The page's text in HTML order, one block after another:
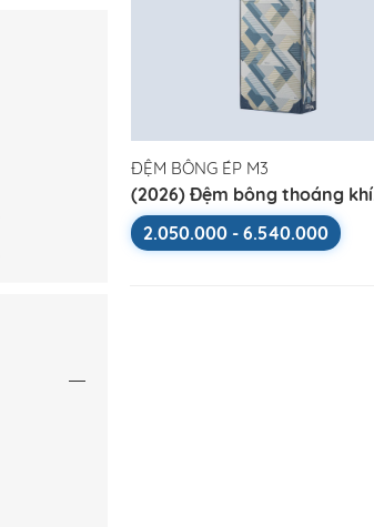
ĐỆM BÔNG ÉP M3
(2026) Đệm bông thoáng khí
Standard
2.050.000 - 6.540.000